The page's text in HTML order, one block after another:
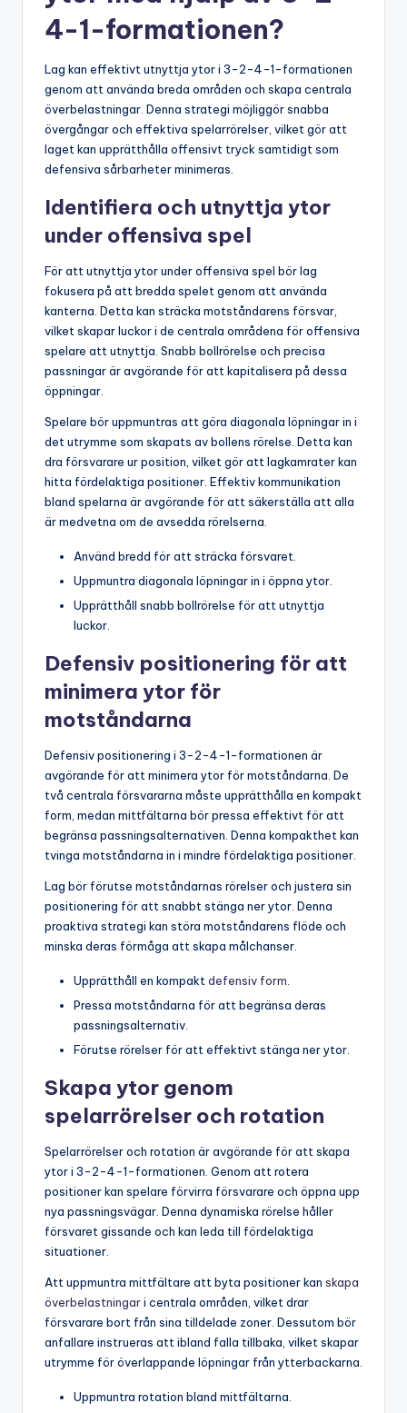
4-1-formationen?
Lag kan effektivt utnyttja ytor i 3-2-4-1-formationen
genom att använda breda områden och skapa centrala
överbelastningar. Denna strategi möjliggör snabba
övergångar och effektiva spelarrörelser, vilket gör att
laget kan upprätthålla offensivt tryck samtidigt som
defensiva sårbarheter minimeras.
Identifiera och utnyttja ytor
under offensiva spel
För att utnyttja ytor under offensiva spel bör lag
fokusera på att bredda spelet genom att använda
kanterna. Detta kan sträcka motståndarens försvar,
vilket skapar luckor i de centrala områdena för offensiva
spelare att utnyttja. Snabb bollrörelse och precisa
passningar är avgörande för att kapitalisera på dessa
öppningar.
Spelare bör uppmuntras att göra diagonala löpningar in i
det utrymme som skapats av bollens rörelse. Detta kan
dra försvarare ur position, vilket gör att lagkamrater kan
hitta fördelaktiga positioner. Effektiv kommunikation
bland spelarna är avgörande för att säkerställa att alla
är medvetna om de avsedda rörelserna.
Använd bredd för att sträcka försvaret.
Uppmuntra diagonala löpningar in i öppna ytor.
Upprätthåll snabb bollrörelse för att utnyttja
luckor.
Defensiv positionering för att
minimera ytor för
motståndarna
Defensiv positionering i 3-2-4-1-formationen är
avgörande för att minimera ytor för motståndarna. De
två centrala försvararna måste upprätthålla en kompakt
form, medan mittfältarna bör pressa effektivt för att
begränsa passningsalternativen. Denna kompakthet kan
tvinga motståndarna in i mindre fördelaktiga positioner.
Lag bör förutse motståndarnas rörelser och justera sin
positionering för att snabbt stänga ner ytor. Denna
proaktiva strategi kan störa motståndarens flöde och
minska deras förmåga att skapa målchanser.
Upprätthåll en kompakt defensiv form
Pressa motståndarna för att begränsa deras
passningsalternativ.
Förutse rörelser för att effektivt stänga ner ytor.
Skapa ytor genom
spelarrörelser och rotation
Spelarrörelser och rotation är avgörande för att skapa
ytor i 3-2-4-1-formationen. Genom att rotera
positioner kan spelare förvirra försvarare och öppna upp
nya passningsvägar. Denna dynamiska rörelse håller
försvaret gissande och kan leda till fördelaktiga
situationer.
Att uppmuntra mittfältare att byta positioner kan skapa
överbelastningari centrala områden, vilket drar
försvarare bort från sina tilldelade zoner. Dessutom bör
anfallare instrueras att ibland falla tillbaka, vilket skapar
utrymme för överlappande löpningar från ytterbackarna.
Uppmuntra rotation bland mittfältarna.